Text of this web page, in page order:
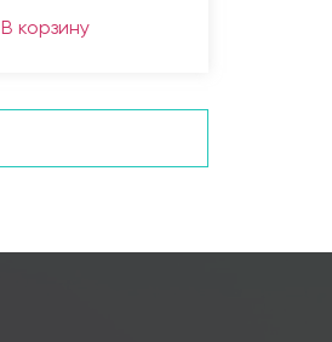
В корзину